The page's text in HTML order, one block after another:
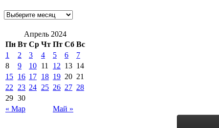
Апрель 2024
Пн Вт Ср Чт Пт Сб Вс
« Мар Май »
1 2 3 4 5 6
7
8
9 10 11 12 13 14
15 16 17 18 19 20 21
22
23 24 25 26 27 28
29 30